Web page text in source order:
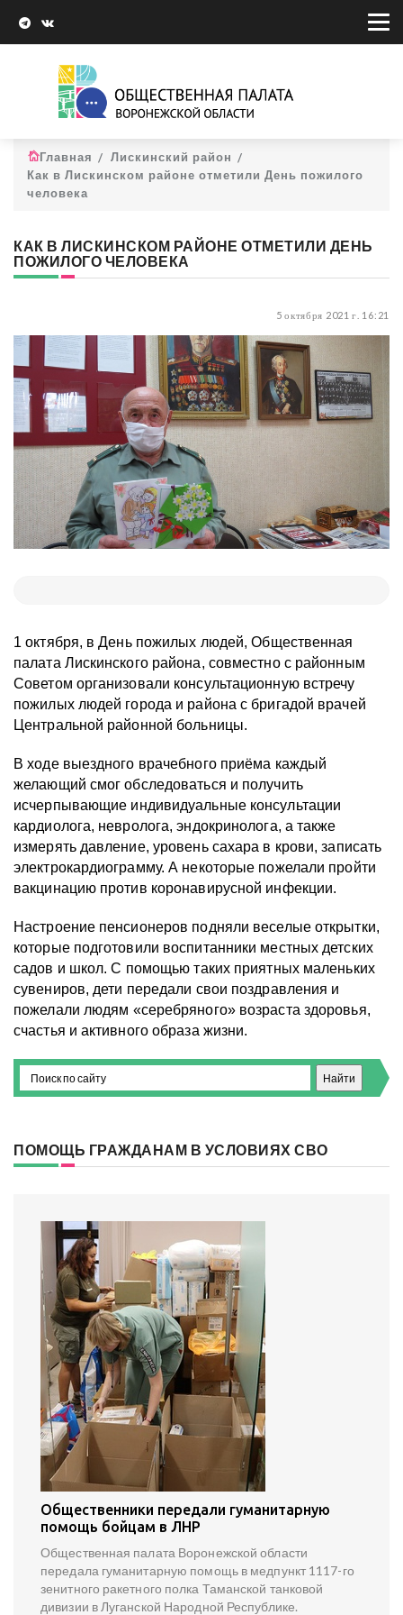
Главная
Лискинский район
Как в Лискинском районе отметили День пожилого
человека
КАК В ЛИСКИНСКОМ РАЙОНЕ ОТМЕТИЛИ ДЕНЬ
ПОЖИЛОГО ЧЕЛОВЕКА
5 октября 2021 г. 16:21
1 октября, в День пожилых людей, Общественная
палата Лискинского района, совместно с районным
Советом организовали консультационную встречу
пожилых людей города и района с бригадой врачей
Центральной районной больницы.
В ходе выездного врачебного приёма каждый
желающий смог обследоваться и получить
исчерпывающие индивидуальные консультации
кардиолога, невролога, эндокринолога, а также
измерять давление, уровень сахара в крови, записать
электрокардиограмму. А некоторые пожелали пройти
вакцинацию против коронавирусной инфекции.
Настроение пенсионеров подняли веселые открытки,
которые подготовили воспитанники местных детских
садов и школ. С помощью таких приятных маленьких
сувениров, дети передали свои поздравления и
пожелали людям «серебряного» возраста здоровья,
счастья и активного образа жизни.
ПОМОЩЬ ГРАЖДАНАМ В УСЛОВИЯХ СВО
Общественники передали гуманитарную
помощь бойцам в ЛНР
Общественная палата Воронежской области
передала гуманитарную помощь в медпункт 1117-го
зенитного ракетного полка Таманской танковой
дивизии в Луганской Народной Республике.